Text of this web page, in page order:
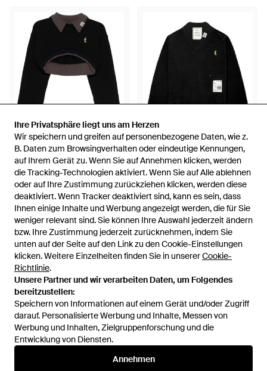
Ihre Privatsphäre liegt uns am Herzen
Wir speichern und greifen auf personenbezogene Daten, wie z.
B. Daten zum Browsingverhalten oder eindeutige Kennungen,
auf Ihrem Gerät zu. Wenn Sie auf Annehmen klicken, werden
die Tracking-Technologien aktiviert. Wenn Sie auf Alle ablehnen
oder auf Ihre Zustimmung zurückziehen klicken, werden diese
deaktiviert. Wenn Tracker deaktiviert sind, kann es sein, dass
Ihnen einige Inhalte und Werbung angezeigt werden, die für Sie
weniger relevant sind. Sie können Ihre Auswahl jederzeit ändern
bzw. Ihre Zustimmung jederzeit zurücknehmen, indem Sie
unten auf der Seite auf den Link zu den Cookie-Einstellungen
klicken. Weitere Einzelheiten finden Sie in unsererCookie-
Richtlinie.
Unsere Partner und wir verarbeiten Daten, um Folgendes
bereitzustellen:
Speichern von Informationen auf einem Gerät und/oder Zugriff
darauf. Personalisierte Werbung und Inhalte, Messen von
Werbung und Inhalten, Zielgruppenforschung und die
Entwicklung von Diensten.
Annehmen
Ihre Privatsphäre liegt uns am Herzen
Wir speichern und greifen auf personenbezogene Daten, wie z.
B. Daten zum Browsingverhalten oder eindeutige Kennungen,
auf Ihrem Gerät zu. Wenn Sie auf Annehmen klicken, werden
die Tracking-Technologien aktiviert. Wenn Sie auf Alle ablehnen
oder auf Ihre Zustimmung zurückziehen klicken, werden diese
deaktiviert. Wenn Tracker deaktiviert sind, kann es sein, dass
Ihnen einige Inhalte und Werbung angezeigt werden, die für Sie
weniger relevant sind. Sie können Ihre Auswahl jederzeit ändern
bzw. Ihre Zustimmung jederzeit zurücknehmen, indem Sie
unten auf der Seite auf den Link zu den Cookie-Einstellungen
klicken. Weitere Einzelheiten finden Sie in unsererCookie-
Richtlinie.
Unsere Partner und wir verarbeiten Daten, um Folgendes
bereitzustellen:
Speichern von Informationen auf einem Gerät und/oder Zugriff
darauf. Personalisierte Werbung und Inhalte, Messen von
Werbung und Inhalten, Zielgruppenforschung und die
Entwicklung von Diensten.
Annehmen
450 €
Maison Mihara Yasuhiro
Cropped-Pullover Im Layering-
Look - Schwarz
VonFARFETCH
798 €
Maison Mihara Yasuhiro
Ausgefranster Pullover Mit V-
Ausschnitt - Schwarz
Von FARFETCH
International